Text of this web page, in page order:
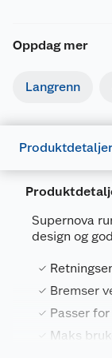
Oppdag mer
Langrenn
Produktdetaljer
Supernova
design og
Bremser
Passer
Maks
Størrelse
Farge